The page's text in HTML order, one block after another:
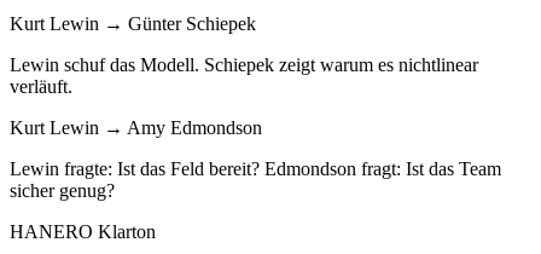
Kurt Lewin → Günter Schiepek
Lewin schuf das Modell. Schiepek zeigt warum es nichtlinear
verläuft.
Kurt Lewin → Amy Edmondson
Lewin fragte: Ist das Feld bereit? Edmondson fragt: Ist das Team
sicher genug?
HANERO Klarton